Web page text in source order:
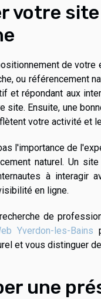
votre
de
ou référencement
et répondant aux
site. Ensuite, une
votre activité et
l'importance de
naturel. Un
à interagir
en ligne.
de
Yverdon-les-Bains
et vous distinguer
une